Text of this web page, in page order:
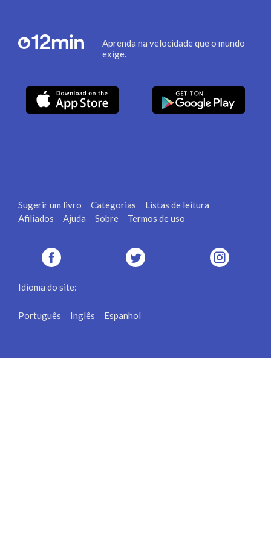
Aprenda na velocidade que o mundo
exige.
Sugerir um livro Categorias
Listas de leitura
Afiliados
Ajuda Sobre Termos de uso
Idioma do site:
Português Inglês Espanhol